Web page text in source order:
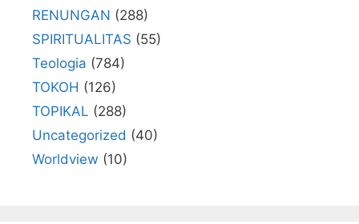
RENUNGAN (288)
SPIRITUALITAS (55)
Teologia (784)
TOKOH (126)
TOPIKAL (288)
Uncategorized (40)
Worldview (10)